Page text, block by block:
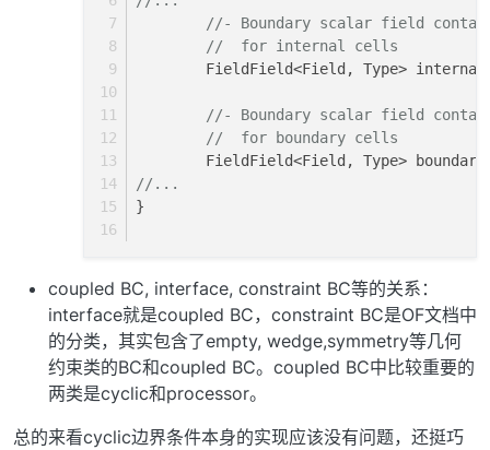
//- Boundary scalar field
//  for internal cells
FieldField<Field, Type>
//- Boundary scalar field
//  for boundary cells
FieldField<Field, Type>
//...
}
coupled BC, interface, constraint BC等的关系：
interface就是coupled BC，constraint BC是OF文档中
的分类，其实包含了empty, wedge,symmetry等几何
约束类的BC和coupled BC。coupled BC中比较重要的
两类是cyclic和processor。
总的来看cyclic边界条件本身的实现应该没有问题，还挺巧